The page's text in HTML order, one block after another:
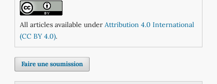
All articles available under Attribution 4.0 International
(CC BY 4.0).
Faire une soumission